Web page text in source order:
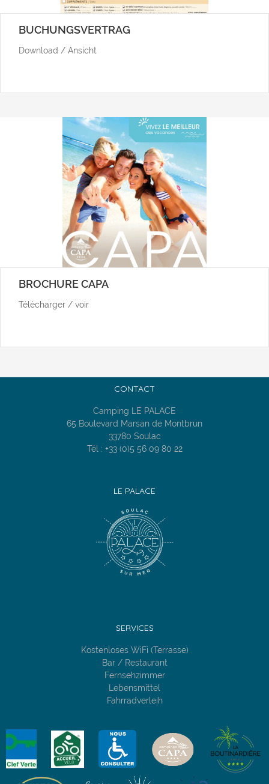
BUCHUNGSVERTRAG
Download / Ansicht
BROCHURE CAPA
Télécharger / voir
CONTACT
Camping LE PALACE
65 Boulevard Marsan de Montbrun
33780 Soulac
Tél : +33 (0)5 56 09 80 22
LE PALACE
SERVICES
Kostenloses WiFi (Terrasse)
Bar / Restaurant
Fernsehzimmer
Lebensmittel
Fahrradverleih